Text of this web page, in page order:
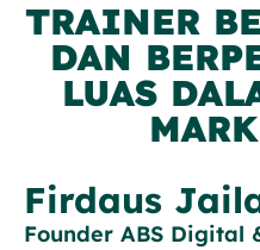
TRAINER
DAN
LUAS
Firdaus
Founder ABS Digital